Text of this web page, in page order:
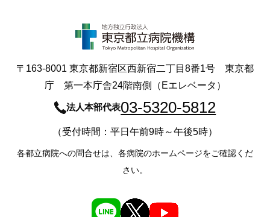
〒163-8001 東京都新宿区西新宿二丁目8番1号 東京都
庁 第一本庁舎24階南側（Eエレベータ）
法人本部代表03-5320-5812
（受付時間：平日午前9時～午後5時）
各都立病院への問合せは、各病院のホームページをご確認くだ
さい。